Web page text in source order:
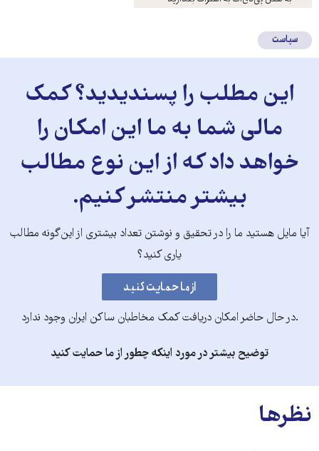
کنید
سیاست
این مطلب را پسندیدید؟ کمک
مالی شما به ما این امکان را
خواهد داد که از این نوع مطالب
بیشتر منتشر کنیم.
آیا مایل هستید ما را در تحقیق و نوشتن تعداد بیشتری از این‌گونه مطالب
یاری کنید؟
.در حال حاضر امکان دریافت کمک مخاطبان ساکن ایران وجود ندارد
توضیح بیشتر در مورد اینکه چطور از ما حمایت کنید
نظرها